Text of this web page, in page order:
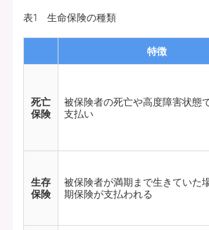
表1 生命保険の種類
特徴
死亡
保険
被保険者の死亡や高度障害状態
支払い
生存
保険
被保険者が満期まで生きていた
期保険が支払われる